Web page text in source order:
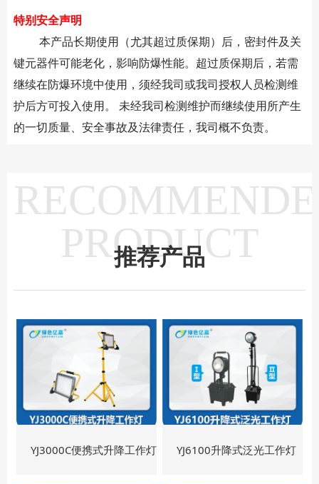
特别安全声明
本产品长期使用（尤其超过质保期）后，密封件及关
键元器件可能老化，影响防爆性能。超过质保期后，若需
继续在防爆环境中使用，须经我司或我司授权人员检测维
护后方可投入使用。 未经我司检测维护而继续使用所产生
的一切质量、安全事故及法律责任，我司概不负责。
PRODUCT
推荐产品
YJ3000C便携式升降工作灯 YJ6100升降式泛光工作灯